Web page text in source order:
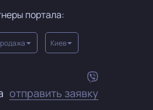
портала:
Киев
отправить заявку